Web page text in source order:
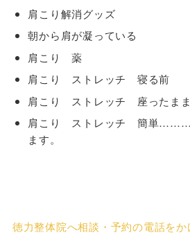
肩こり解消グッズ
朝から肩が凝っている
肩こり 薬
肩こり ストレッチ 寝る前
肩こり ストレッチ 座ったまま
肩こり ストレッチ 簡単………
ます。
徳力整体院へ相談・予約の電話をか